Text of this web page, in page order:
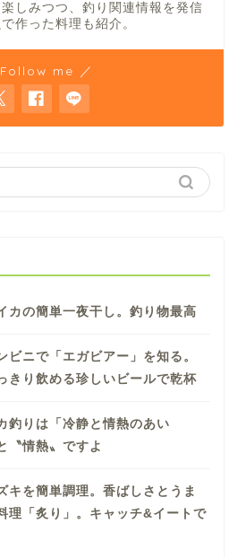
しみつつ、釣り関連情報を発信
作った料理も紹介。
me ／
カの簡単一夜干し。釣り物最高
ビニで「エガビアー」を知る。
きり飲める珍しいビールで乾杯
釣りは「冷静と情熱のあい
〝情熱〟ですよ
キを簡単調理。香ばしさとうま
理「炙り」。キャッチ&イートで